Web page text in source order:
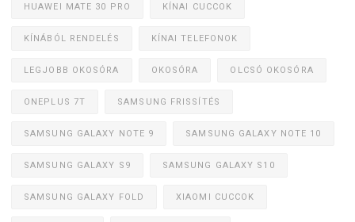
HUAWEI MATE 30 PRO KÍNAI CUCCOK
KÍNÁBÓL RENDELÉS KÍNAI TELEFONOK
LEGJOBB OKOSÓRA OKOSÓRA OLCSÓ OKOSÓRA
ONEPLUS 7T SAMSUNG FRISSÍTÉS
SAMSUNG GALAXY NOTE 9 SAMSUNG GALAXY NOTE 10
SAMSUNG GALAXY S9 SAMSUNG GALAXY S10
SAMSUNG GALAXY FOLD XIAOMI CUCCOK